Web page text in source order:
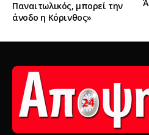
Παναιτωλικός, μπορεί την
άνοδο η Κόρινθος»